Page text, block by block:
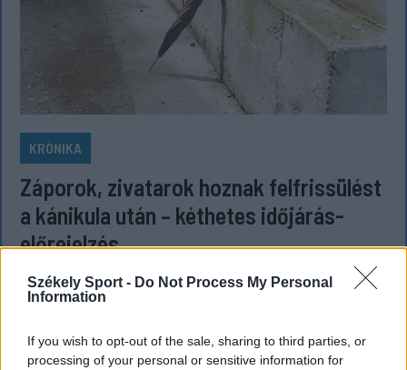
Székely Sport - Do Not Process My Personal
Information
If you wish to opt-out of the sale, sharing to third parties, or
processing of your personal or sensitive information for
KRÓNIKA
Záporok, zivatarok hoznak felfrissülést
a kánikula után – kéthetes időjárás-
előrejelzés
Csütörtök-péntekig tovább melegszik az idő
Románia legtöbb régiójában, ahol kánikulára és
fokozatos lehűlés kezdődik, és nő a záporok,